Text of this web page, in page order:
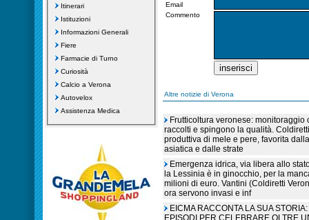
Itinerari
Istituzioni
Informazioni Generali
Fiere
Farmacie di Turno
Curiosità
Calcio a Verona
Autovelox
Assistenza Medica
Email
Commento
Altre notizie di Verona
Frutticoltura veronese:
raccolti e spingono la qualità.
produttiva di mele e pere, favorita
asiatica e dalle strate
Emergenza idrica, via libera allo
la Lessinia è in ginocchio, per la
milioni di euro. Vantini (Coldiretti
ora servono invasi e inf
EICMA RACCONTA LA SUA
EPISODI PER CELEBRARE OLTRE